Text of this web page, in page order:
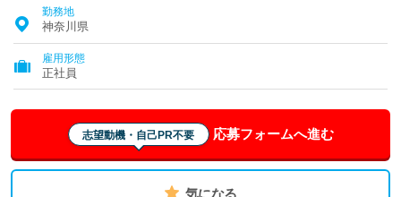
勤務地
神奈川県
雇用形態
正社員
志望動機・自己PR不要 応募フォームへ進む
気になる